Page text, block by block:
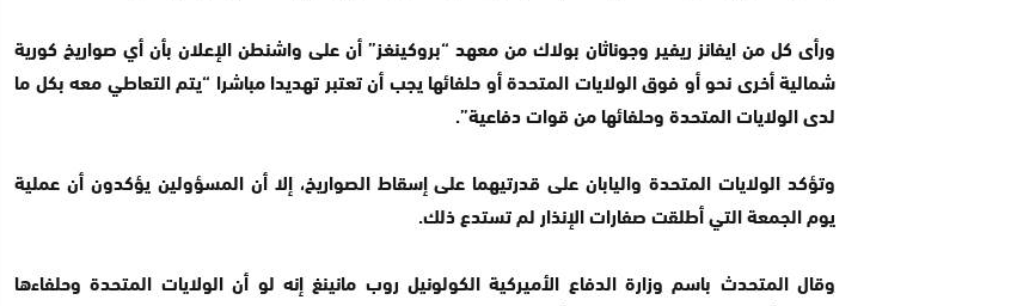
ورأى كل من ايفانز ريفير وجوناثان بولاك من معهد “بروكينغز” أن على واشنطن الإعلان بأن أي صواريخ كورية
شمالية أخرى نحو أو فوق الولايات المتحدة أو حلفائها يجب أن تعتبر تهديدا مباشرا “يتم التعاطي معه بكل ما
لدى الولايات المتحدة وحلفائها من قوات دفاعية”.
وتؤكد الولايات المتحدة واليابان على قدرتيهما على إسقاط الصواريخ، إلا أن المسؤولين يؤكدون أن عملية
يوم الجمعة التي أطلقت صفارات الإنذار لم تستدع ذلك.
وقال المتحدث باسم وزارة الدفاع الأميركية الكولونيل روب مانينغ إنه لو أن الولايات المتحدة وحلفاءها